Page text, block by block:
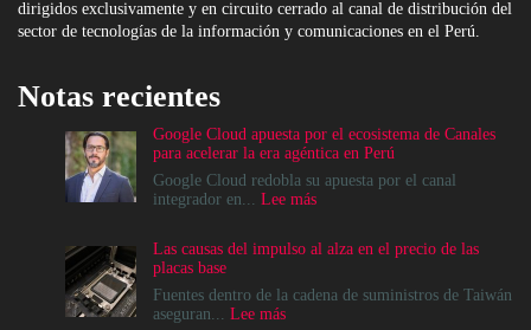
dirigidos exclusivamente y en circuito cerrado al canal de distribución del
sector de tecnologías de la información y comunicaciones en el Perú.
Notas recientes
Google Cloud apuesta por el ecosistema de Canales
para acelerar la era agéntica en Perú
Google Cloud redobla su apuesta por el canal
integrador en... Lee más:
apuesta
el
Las causas del impulso al alza en el precio de las
placas base
Fuentes dentro de la cadena de suministros de Taiwán
aseguran... Lee más: